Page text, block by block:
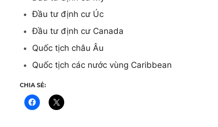
Đầu tư định cư Úc
Đầu tư định cư Canada
Quốc tịch châu Âu
Quốc tịch các nước vùng Caribbean
CHIA SẺ: